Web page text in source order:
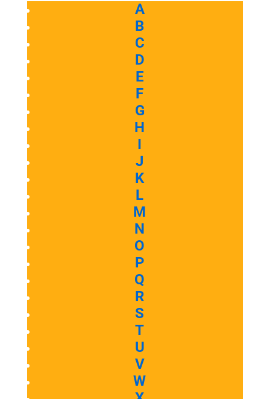
A
B
C
D
E
F
G
H
I
J
K
L
M
N
O
P
Q
R
S
T
U
V
W